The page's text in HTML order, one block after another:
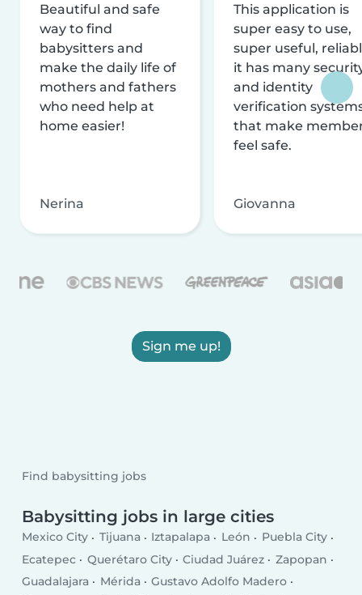
Beautiful and safe
way to find
babysitters and
make the daily life of
mothers and fathers
who need help at
home easier!
Nerina
This application is
super easy to use,
super useful,
it has many
and identity
verification
that make
feel safe.
Giovanna
Sign me up!
Find babysitting jobs
Babysitting jobs in large cities
Mexico City Tijuana Iztapalapa León
Puebla City
Ecatepec
Querétaro City Ciudad Juárez
Zapopan
Guadalajara
Mérida
Gustavo Adolfo Madero